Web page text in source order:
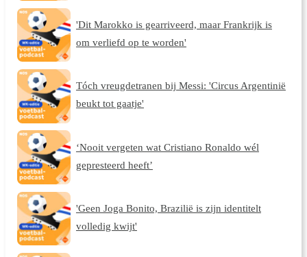
'Dit Marokko is gearriveerd, maar Frankrijk is
om verliefd op te worden'
Tóch vreugdetranen bij Messi: 'Circus Argentinië
beukt tot gaatje'
‘Nooit vergeten wat Cristiano Ronaldo wél
gepresteerd heeft’
'Geen Joga Bonito, Brazilië is zijn identitelt
volledig kwijt'